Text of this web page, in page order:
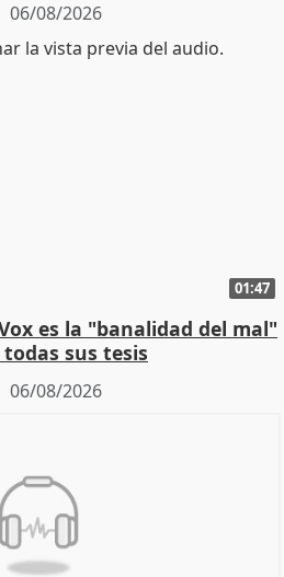
06/08/2026
01:47
es la "banalidad del mal"
sus tesis
06/08/2026